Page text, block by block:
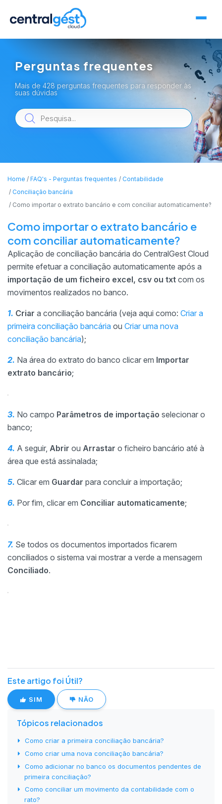
Perguntas frequentes
Mais de 428 perguntas frequentes para responder às
suas dúvidas
Home FAQ's - Perguntas frequentes
Contabilidade
Conciliação bancária
Como importar o extrato bancário e com conciliar automaticamente?
Tópicos relacionados
Como criar a primeira conciliação bancária?
Como criar uma nova conciliação bancária?
Como adicionar no banco os documentos pendentes de
primeira conciliação?
Como conciliar um movimento da contabilidade com o
rato?
Como importar o extrato bancário e
com conciliar automaticamente?
Aplicação de conciliação bancária do CentralGest Cloud
permite efetuar a conciliação automaticamente após a
importação de um ficheiro excel, csv ou txt com os
movimentos realizados no banco.
1. Criar a conciliação bancária (veja aqui como: Criar a
primeira conciliação bancária ou Criar uma nova
conciliação bancária);
2. Na área do extrato do banco clicar em Importar
extrato bancário;
3. No campo Parâmetros de importação selecionar o
banco;
4. A seguir, Abrir ou Arrastar o ficheiro bancário até à
área que está assinalada;
5. Clicar em Guardar para concluir a importação;
6. Por fim, clicar em Conciliar automaticamente;
7. Se todos os documentos importados ficarem
conciliados o sistema vai mostrar a verde a mensagem
Conciliado.
Este artigo foi Útil?
SIM NÃO